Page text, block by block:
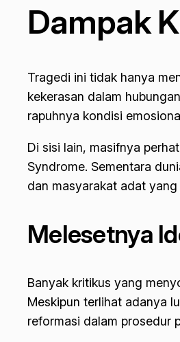
Dampak
Tragedi ini tidak hanya
kekerasan dalam
rapuhnya kondisi
Di sisi lain, masifnya
Syndrome. Sementara
dan masyarakat adat
Melesetnya
Banyak kritikus yang
Meskipun terlihat adanya
reformasi dalam prosedur